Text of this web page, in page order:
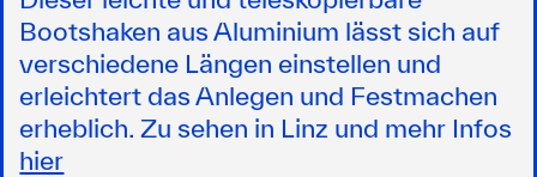
Bootshaken aus Aluminium lässt sich auf
verschiedene Längen einstellen und
erleichtert das Anlegen und Festmachen
erheblich. Zu sehen in Linz und mehr Infos
hier